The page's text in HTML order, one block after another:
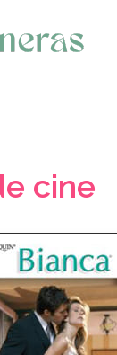
cine